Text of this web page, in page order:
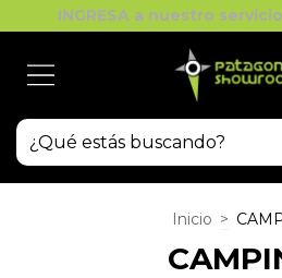
INGRESA a nuestro
Inicio >